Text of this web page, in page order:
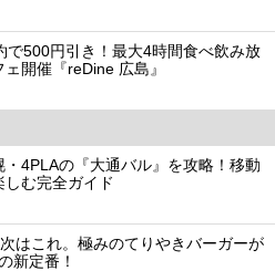
で500円引き！最大4時間食べ飲み放
開催『reDine 広島』
・4PLAの『大通バル』を攻略！移動
む完全ガイド
はこれ。極みのてりやきバーガーが
新定番！